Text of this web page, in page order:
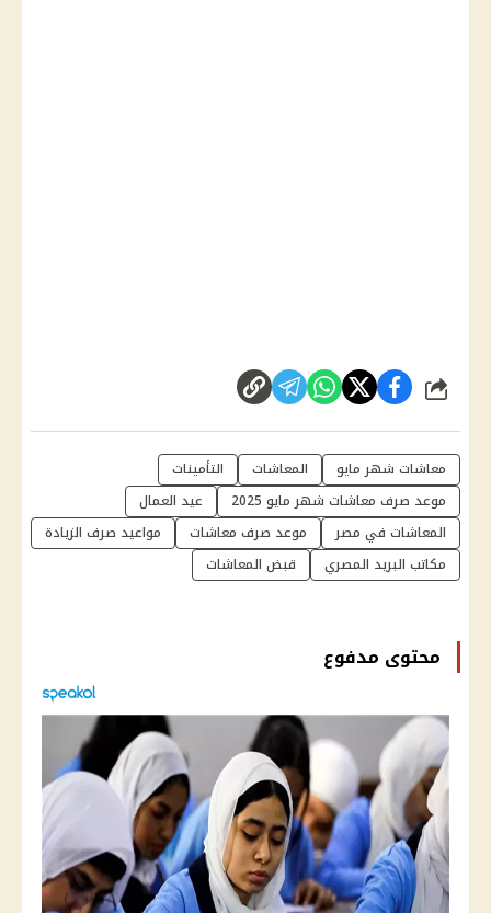
شارك
معاشات شهر مايو المعاشات
التأمينات
موعد صرف معاشات شهر مايو 2025
عيد العمال
المعاشات في مصر
موعد صرف معاشات
مواعيد صرف الزيادة
مكاتب البريد المصري
قبض المعاشات
محتوى مدفوع